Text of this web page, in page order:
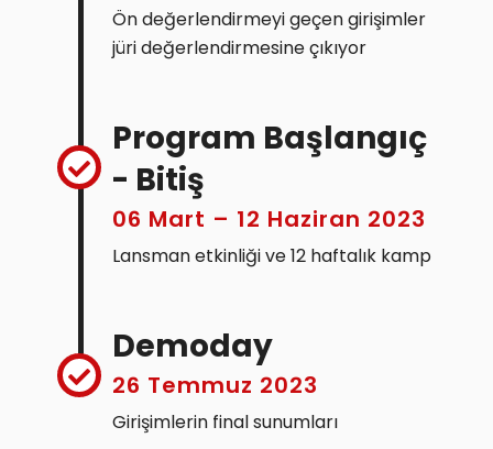
Ön değerlendirmeyi geçen girişimler
jüri değerlendirmesine çıkıyor
Program Başlangıç
- Bitiş
06 Mart – 12 Haziran 2023
Lansman etkinliği ve 12 haftalık kamp
Demoday
26 Temmuz 2023
Girişimlerin final sunumları